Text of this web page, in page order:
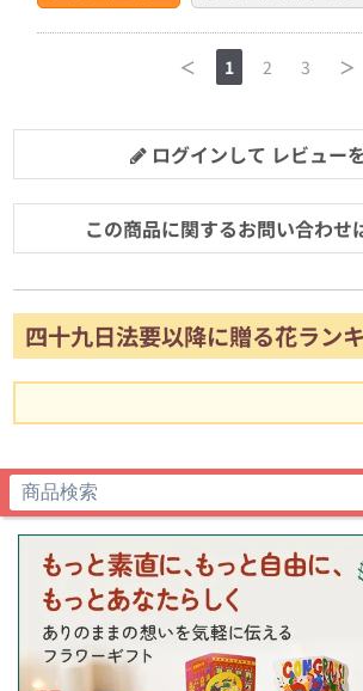
＜ 1 2 3 ＞
ログインして レビュー
この商品に関するお問い合わせ
四十九日法要以降に贈る花ラン